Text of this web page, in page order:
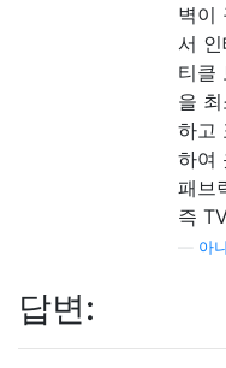
벽이
서
티클
을
하고
하여
패브
즉
아
답변: